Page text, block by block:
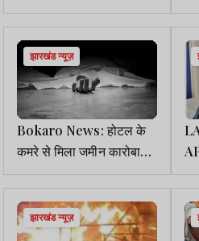
कबायद, अवैध कट होंगे बंद,
वाहन जांच अभियान होगा तेज
से
झारखंड न्यूज़
Bokaro News: होटल के
कमरे से मिला जमीन कारोबारी
का शव
झारखंड न्यूज़